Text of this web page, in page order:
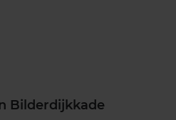
Bilderdijkkade